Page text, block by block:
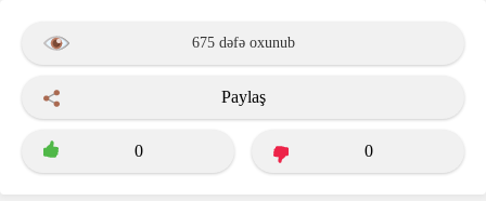
675 dəfə oxunub
Paylaş
0 0